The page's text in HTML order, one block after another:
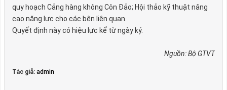
quy hoạch Cảng hàng không Côn Đảo; Hội thảo kỹ thuật nâng
cao năng lực cho các bên liên quan.
Quyết định này có hiệu lực kể từ ngày ký.
Nguồn: Bộ GTVT
Tác giả: admin